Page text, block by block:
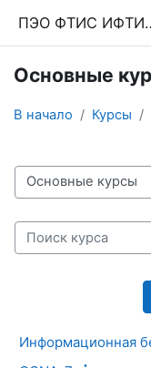
ПЭО
Основные
В начало Курсы
Категории курсов
Поиск курса
Информационная